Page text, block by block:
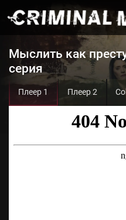
Мыслить как
серия
Плеер 1 Плеер 2